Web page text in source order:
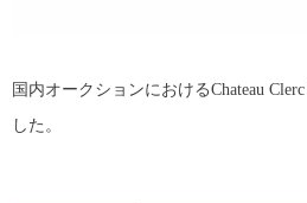
国内オークションにおけるChateau
した。